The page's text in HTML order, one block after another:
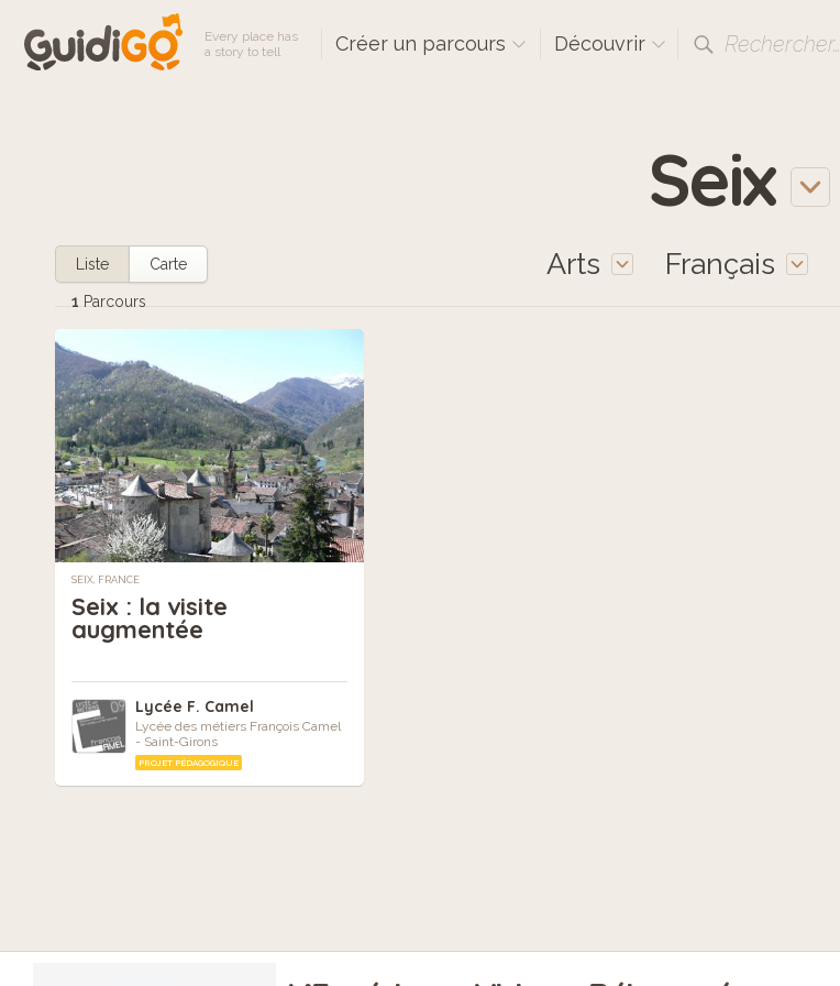
Every place has
a story to tell
Créer un parcours Découvrir Rechercher…
Seix
Arts Français
Liste Carte
1 Parcours
SEIX, FRANCE
Seix : la visite
augmentée
Lycée F. Camel
Lycée des métiers François Camel
- Saint-Girons
PROJET PÉDAGOGIQUE